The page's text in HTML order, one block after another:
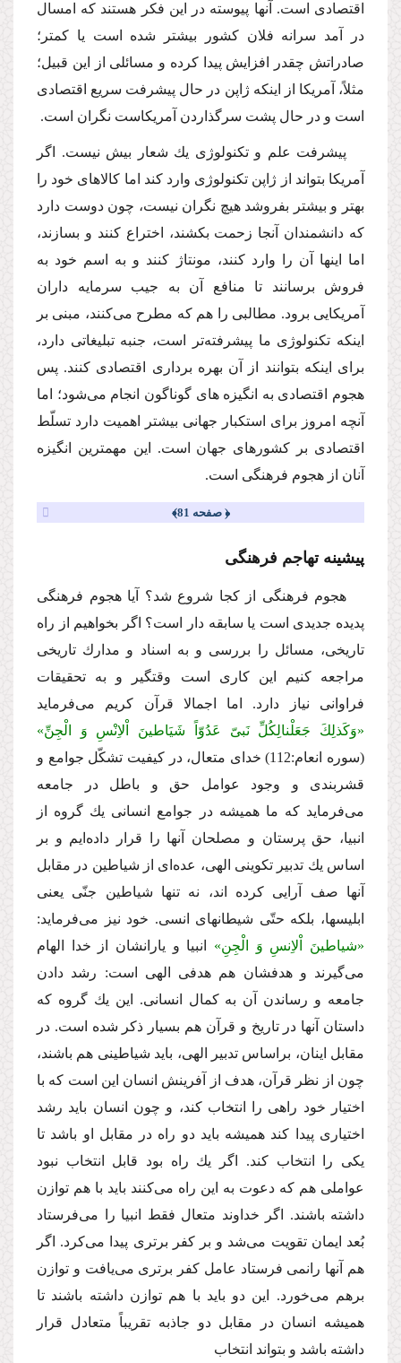
اقتصادى است. آنها پیوسته در این فكر هستند كه امسال
در آمد سرانه فلان كشور بیشتر شده است یا كمتر؛
صادراتش چقدر افزایش پیدا كرده و مسائلى از این قبیل؛
مثلاً، آمریكا از اینكه ژاپن در حال پیشرفت سریع اقتصادى
است و در حال پشت سرگذاردن آمریكاست نگران است.
پیشرفت علم و تكنولوژى یك شعار بیش نیست. اگر
آمریكا بتواند از ژاپن تكنولوژى وارد كند اما كالاهاى خود را
بهتر و بیشتر بفروشد هیچ نگران نیست، چون دوست دارد
كه دانشمندان آنجا زحمت بكشند، اختراع كنند و بسازند،
اما اینها آن را وارد كنند، مونتاژ كنند و به اسم خود به
فروش برسانند تا منافع آن به جیب سرمایه داران
آمریكایى برود. مطالبى را هم كه مطرح‌ مى‌كنند، مبنى بر
اینكه تكنولوژى ما پیشرفته‌تر است، جنبه تبلیغاتى دارد،
براى اینكه بتوانند از آن بهره بردارى اقتصادى كنند. پس
هجوم اقتصادى به انگیزه هاى گوناگون انجام‌ مى‌شود؛ اما
آنچه امروز براى استكبار جهانى بیشتر اهمیت دارد تسلّط
اقتصادى بر كشورهاى جهان است. این مهمترین انگیزه
آنان از هجوم فرهنگى است.
﴿ صفحه 81﴾
پیشینه تهاجم فرهنگى
هجوم فرهنگى از كجا شروع شد؟ آیا هجوم فرهنگى
پدیده جدیدى است یا سابقه دار است؟ اگر بخواهیم از راه
تاریخى، مسائل را بررسى و به اسناد و مدارك تاریخى
مراجعه كنیم این كارى است وقتگیر و به تحقیقات
فراوانى نیاز دارد. اما اجمالا قرآن كریم‌ مى‌فرماید
«وَكَذلِكَ جَعَلْنالِكُلِّ نَبىّ عَدُوّاً شَیَاطینَ اْلاِنْسِ وَ الْجِنِّ»
(سوره انعام:112) خداى متعال، در كیفیت تشكّل جوامع و
قشربندى و وجود عوامل حق و باطل در جامعه‌
مى‌فرماید كه ما همیشه در جوامع انسانى یك گروه از
انبیا، حق پرستان و مصلحان آنها را قرار داده‌ایم و بر
اساس یك تدبیر تكوینى الهى، عده‌اى از شیاطین در مقابل
آنها صف آرایى كرده اند، نه تنها شیاطین جنّى یعنى
ابلیسها، بلكه حتّى شیطانهاى انسى. خود نیز‌ مى‌فرماید:
«شیاطینَ اْلاِنسِ وَ الْجِنِ» انبیا و یارانشان از خدا الهام‌
مى‌گیرند و هدفشان هم هدفى الهى است: رشد دادن
جامعه و رساندن آن به كمال انسانى. این یك گروه كه
داستان آنها در تاریخ و قرآن هم بسیار ذكر شده است. در
مقابل اینان، براساس تدبیر الهى، باید شیاطینى هم باشند،
چون از نظر قرآن، هدف از آفرینش انسان این است كه با
اختیار خود راهى را انتخاب كند، و چون انسان باید رشد
اختیارى پیدا كند همیشه باید دو راه در مقابل او باشد تا
یكى را انتخاب كند. اگر یك راه بود قابل انتخاب نبود
عواملى هم كه دعوت به این راه‌ مى‌كنند باید با هم توازن
داشته باشند. اگر خداوند متعال فقط انبیا را‌ مى‌فرستاد
بُعد ایمان تقویت‌ مى‌شد و بر كفر برترى پیدا‌ مى‌كرد. اگر
هم آنها رانمى فرستاد عامل كفر برترى‌ مى‌یافت و توازن
برهم‌ مى‌خورد. این دو باید با هم توازن داشته باشند تا
همیشه انسان در مقابل دو جاذبه تقریباً متعادل قرار
داشته باشد و بتواند انتخاب